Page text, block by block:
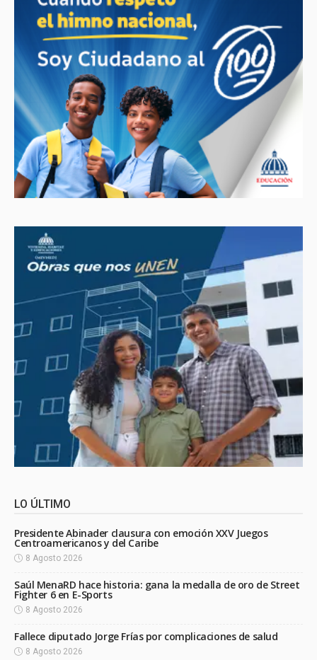
LO ÚLTIMO
Presidente Abinader clausura con emoción XXV Juegos
Centroamericanos y del Caribe
8 Agosto 2026
Saúl MenaRD hace historia: gana la medalla de oro de Street
Fighter 6 en E-Sports
8 Agosto 2026
Fallece diputado Jorge Frías por complicaciones de salud
8 Agosto 2026